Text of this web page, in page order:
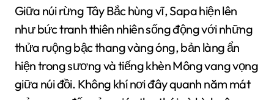
Giữa núi rừng Tây Bắc hùng vĩ, Sapa hiện lên
như bức tranh thiên nhiên sống động với những
thửa ruộng bậc thang vàng óng, bản làng ẩn
hiện trong sương và tiếng khèn Mông vang vọng
giữa núi đồi. Không khí nơi đây quanh năm mát